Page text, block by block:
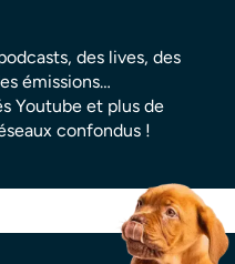
des lives, des
émissions…
Youtube et plus de
confondus !